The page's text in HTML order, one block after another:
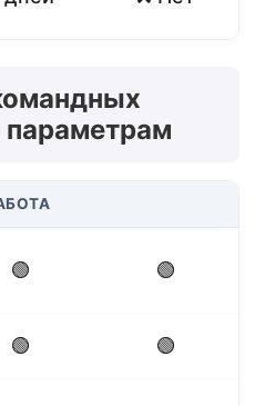
🟢 🟢
🟢 🟢